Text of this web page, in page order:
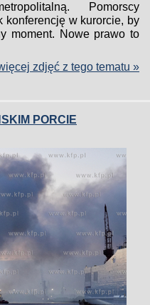
Pomorscy
konferencję w kurorcie, by
moment. Nowe prawo to
zdjęć z tego tematu »
PORCIE